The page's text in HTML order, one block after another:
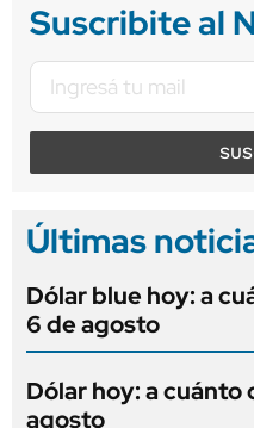
Suscribite al
Últimas
Dólar blue hoy: a
6 de agosto
Dólar hoy: a cuánto
agosto